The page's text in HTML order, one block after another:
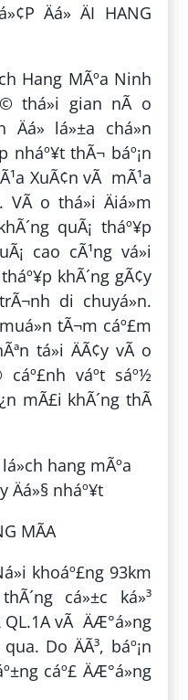
Äá» ÄI HANG
Hang MÃºa Ninh
thá»i gian nÃ o
lá»±a chá»n
nháº¥t thÃ¬ báº¡n
XuÃ¢n vÃ mÃ¹a
o thá»i Äiá»m
quÃ¡ tháº¥p
cao cÃ¹ng vá»i
khÃ´ng gÃ¢y
di chuyá»n.
tÃ¬m cáº£m
tá»i ÄÃ¢y vÃ o
cáº£nh váº­t sáº½
mÃ£i khÃ´ng thÃ
MÃA
khoáº£ng 93km
cá»±c ká»³
vÃ ÄÆ°á»ng
Do ÄÃ³, báº¡n
cáº£ ÄÆ°á»ng